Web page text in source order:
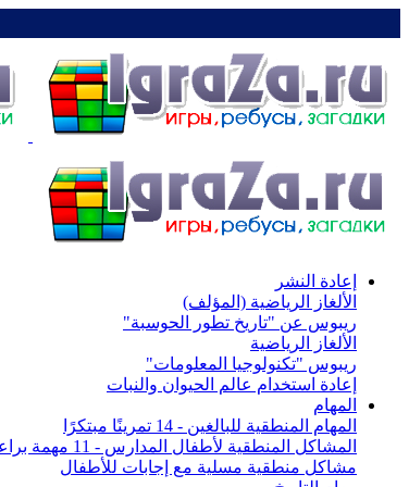
إعادة النشر
الألغاز الرياضية (المؤلف)
ريبوس عن "تاريخ تطور الحوسبة"
الألغاز الرياضية
ريبوس "تكنولوجيا المعلومات"
إعادة استخدام عالم الحيوان والنبات
المهام
المهام المنطقية للبالغين - 14 تمرينًا مبتكرًا
المشاكل المنطقية لأطفال المدارس - 11 مهمة براعة
مشاكل منطقية مسلية مع إجابات للأطفال